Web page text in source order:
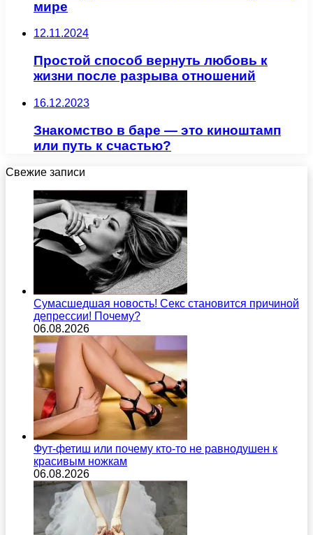
мире
12.11.2024
Простой способ вернуть любовь к
жизни после разрыва отношений
16.12.2023
Знакомство в баре — это киноштамп
или путь к счастью?
Свежие записи
Сумасшедшая новость! Секс становится причиной
депрессии! Почему?
06.08.2026
Фут-фетиш или почему кто-то не равнодушен к
красивым ножкам
06.08.2026